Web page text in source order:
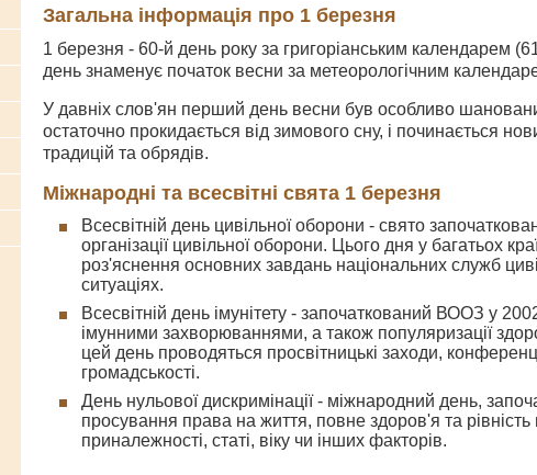
Загальна інформація про 1 березня
1 березня - 60-й день року за григоріанським календарем
день знаменує початок весни за метеорологічним
У давніх слов'ян перший день весни був особливо
остаточно прокидається від зимового сну, і починається
традицій та обрядів.
Міжнародні та всесвітні свята 1 березня
Всесвітній день цивільної оборони - свято
організації цивільної оборони. Цього дня у багатьох
роз'яснення основних завдань національних служб
ситуаціях.
Всесвітній день імунітету - започаткований ВООЗ у
імунними захворюваннями, а також популяризації
цей день проводяться просвітницькі заходи,
громадськості.
День нульової дискримінації - міжнародний день,
просування права на життя, повне здоров'я та рівність
приналежності, статі, віку чи інших факторів.